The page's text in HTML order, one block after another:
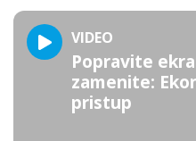
VIDEO
Popravite
zamenite:
pristup